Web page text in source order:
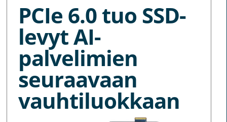
PCIe 6.0 tuo SSD-
levyt AI-
palvelimien
seuraavaan
vauhtiluokkaan